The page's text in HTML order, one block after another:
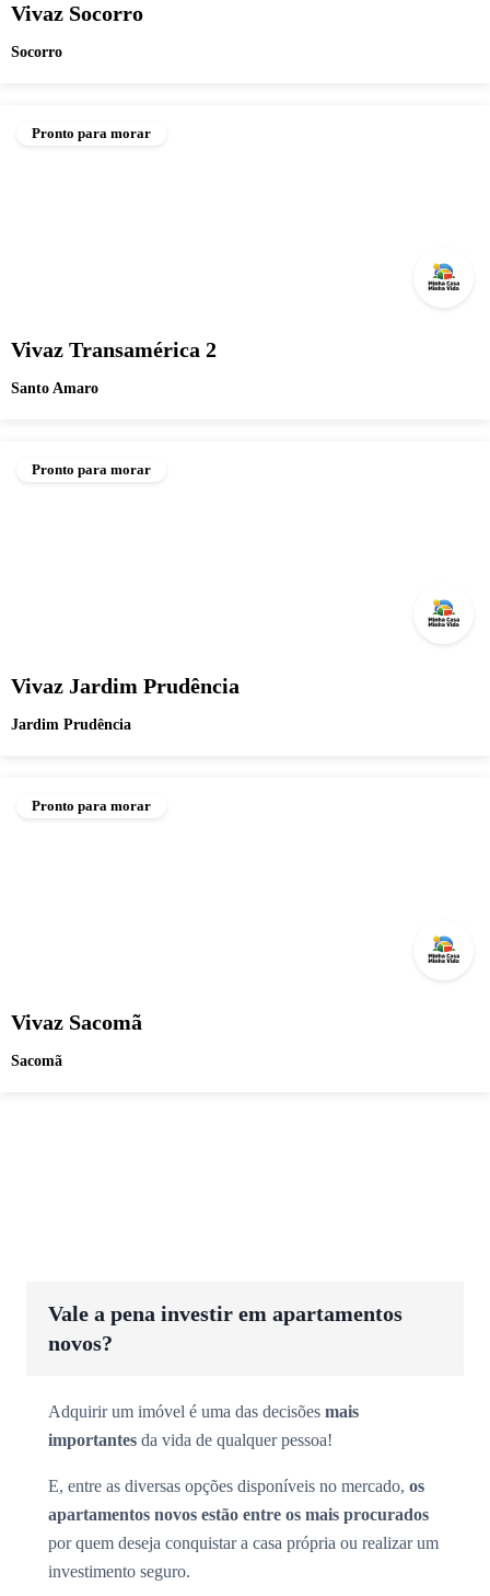
Vivaz Socorro
Socorro
Pronto para morar
Vivaz Transamérica 2
Santo Amaro
Pronto para morar
Vivaz Jardim Prudência
Jardim Prudência
Pronto para morar
Vivaz Sacomã
Sacomã
Vale a pena investir em apartamentos
novos?
Adquirir um imóvel é uma das decisões mais
importantes da vida de qualquer pessoa!
E, entre as diversas opções disponíveis no mercado, os
apartamentos novos estão entre os mais procurados
por quem deseja conquistar a casa própria ou realizar um
investimento seguro.